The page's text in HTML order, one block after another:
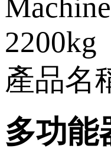
2200kg
產品名稱
多功能